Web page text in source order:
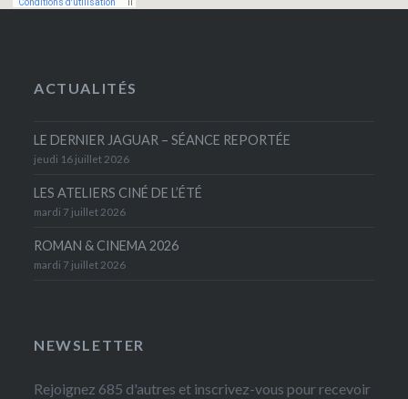
ACTUALITÉS
LE DERNIER JAGUAR – SÉANCE REPORTÉE
jeudi 16 juillet 2026
LES ATELIERS CINÉ DE L’ÉTÉ
mardi 7 juillet 2026
ROMAN & CINEMA 2026
mardi 7 juillet 2026
NEWSLETTER
Rejoignez 685 d'autres et inscrivez-vous pour recevoir